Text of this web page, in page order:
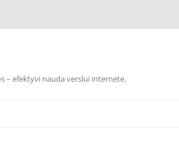
– efektyvi nauda verslui internete.